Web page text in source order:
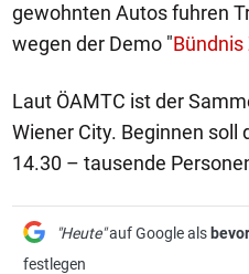
gewohnten Autos fuhren
wegen der Demo "
Laut ÖAMTC ist der
Wiener City. Beginnen soll
14.30 – tausende
"Heute"auf Google als
festlegen